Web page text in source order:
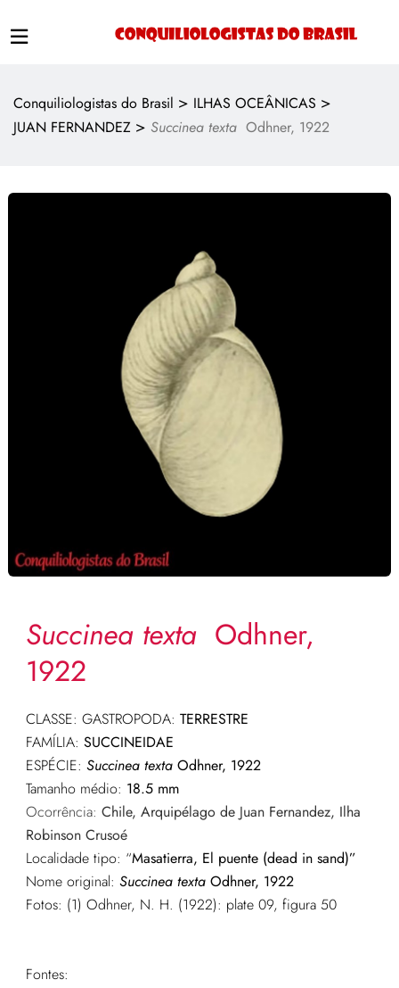
Conquiliologistas do Brasil > ILHAS OCEÂNICAS >
JUAN FERNANDEZ > Succinea texta Odhner, 1922
Succinea texta Odhner,
1922
CLASSE: GASTROPODA: TERRESTRE
FAMÍLIA: SUCCINEIDAE
ESPÉCIE: Succinea textaOdhner, 1922
Tamanho médio: 18.5 mm
Ocorrência: Chile, Arquipélago de Juan Fernandez, Ilha
Robinson Crusoé
Localidade tipo: “Masatierra, El puente (dead in sand)”
Nome original: Succinea textaOdhner, 1922
Fotos: (1) Odhner, N. H. (1922): plate 09, figura 50
Fontes: